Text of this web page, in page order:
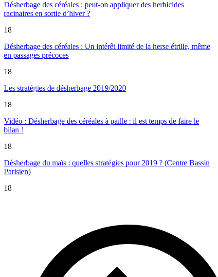
Désherbage des céréales : peut-on appliquer des herbicides
racinaires en sortie d’hiver ?
18
Désherbage des céréales : Un intérêt limité de la herse étrille, même
en passages précoces
18
Les stratégies de désherbage 2019/2020
18
Vidéo : Désherbage des céréales à paille : il est temps de faire le
bilan !
18
Désherbage du maïs : quelles stratégies pour 2019 ? (Centre Bassin
Parisien)
18